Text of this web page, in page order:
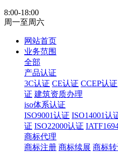
8:00-18:00
周一至周六
网站首页
业务范围
全部
产品认证
3C认证 CE认证 CCEP认证
证 建筑资质办理
iso体系认证
ISO9001认证 ISO14001认
证 ISO22000认证
商标代理
商标注册 商标续展 商标